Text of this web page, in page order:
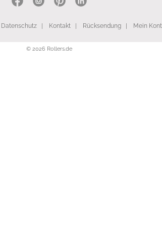
Datenschutz| Kontakt| Rücksendung| Mein
© 2026 Rollers.de